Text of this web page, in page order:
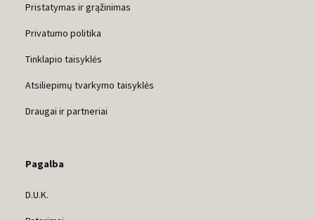
Pristatymas ir grąžinimas
Privatumo politika
Tinklapio taisyklės
Atsiliepimų tvarkymo taisyklės
Draugai ir partneriai
Pagalba
D.U.K.